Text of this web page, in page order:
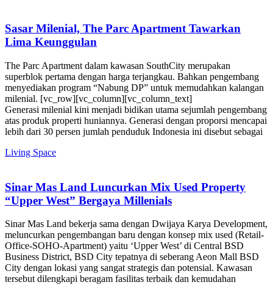
Sasar Milenial, The Parc Apartment Tawarkan
Lima Keunggulan
The Parc Apartment dalam kawasan SouthCity merupakan
superblok pertama dengan harga terjangkau. Bahkan pengembang
menyediakan program “Nabung DP” untuk memudahkan kalangan
milenial. [vc_row][vc_column][vc_column_text]
Generasi milenial kini menjadi bidikan utama sejumlah pengembang
atas produk properti huniannya. Generasi dengan proporsi mencapai
lebih dari 30 persen jumlah penduduk Indonesia ini disebut sebagai
Living Space
Sinar Mas Land Luncurkan Mix Used Property
“Upper West” Bergaya Millenials
Sinar Mas Land bekerja sama dengan Dwijaya Karya Development,
meluncurkan pengembangan baru dengan konsep mix used (Retail-
Office-SOHO-Apartment) yaitu ‘Upper West’ di Central BSD
Business District, BSD City tepatnya di seberang Aeon Mall BSD
City dengan lokasi yang sangat strategis dan potensial. Kawasan
tersebut dilengkapi beragam fasilitas terbaik dan kemudahan